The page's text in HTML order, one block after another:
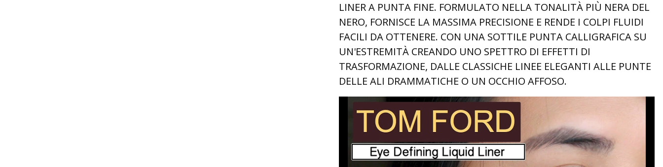
LINER A PUNTA FINE. FORMULATO NELLA TONALITÀ PIÙ NERA DEL
NERO, FORNISCE LA MASSIMA PRECISIONE E RENDE I COLPI FLUIDI
FACILI DA OTTENERE. CON UNA SOTTILE PUNTA CALLIGRAFICA SU
UN'ESTREMITÀ CREANDO UNO SPETTRO DI EFFETTI DI
TRASFORMAZIONE, DALLE CLASSICHE LINEE ELEGANTI ALLE PUNTE
DELLE ALI DRAMMATICHE O UN OCCHIO AFFOSO.